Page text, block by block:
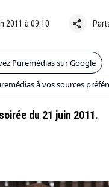
2011 à 09:10 share
Puremédias sur Google
à vos sources
du 21 juin 2011.